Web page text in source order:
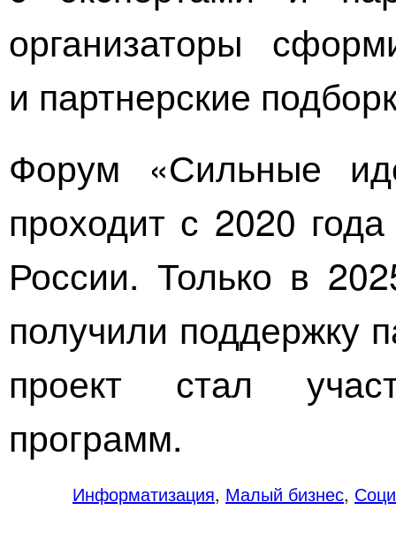
организаторы
и партнерские
Форум «Сильные
проходит с 2020
России. Только в
получили поддержку
проект стал
программ.
Информатизация, Малый бизнес,